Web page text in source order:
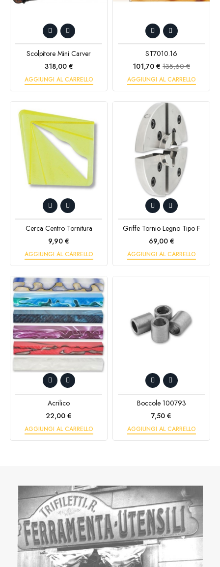
Scolpitore Mini Carver
Prezzo
318,00 €
AGGIUNGI AL CARRELLO
ST7010.16
Prezzo
101,70 € Prezzo
base
135,60 €
AGGIUNGI AL CARRELLO
Cerca Centro Tornitura
Prezzo
9,90 €
AGGIUNGI AL CARRELLO
Griffe Tornio Legno Tipo F
Prezzo
69,00 €
AGGIUNGI AL CARRELLO
Acrilico
Prezzo
22,00 €
AGGIUNGI AL CARRELLO
Boccole 100793
Prezzo
7,50 €
AGGIUNGI AL CARRELLO